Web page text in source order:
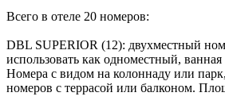
Всего в отеле 20 номеров:
DBL SUPERIOR (12): двухместный
использовать как одноместный,
Номера с видом на колоннаду или
номеров с террасой или балконом.